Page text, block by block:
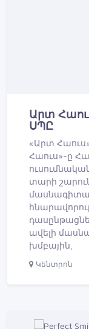
Արտ
ՍՊԸ
«Արտ
Հաուս»-ը
տարի
ավելի
խմբային,
Կենտրոն